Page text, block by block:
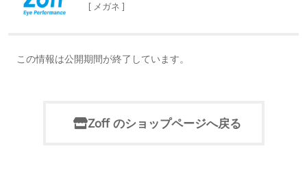
[ メガネ ]
この情報は公開期間が終了しています。
Zoff のショップページへ戻る